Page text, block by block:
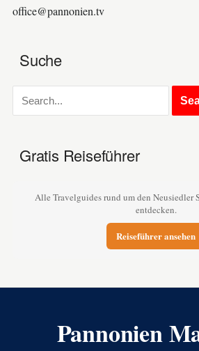
office@pannonien.tv
Suche
Gratis Reiseführer
Alle Travelguides rund um den Neusiedler
entdecken.
Reiseführer ansehen
Pannonien